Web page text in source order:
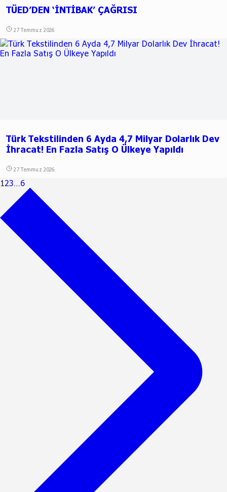
TÜED’DEN ‘İNTİBAK’ ÇAĞRISI
27 Temmuz 2026
Türk Tekstilinden 6 Ayda 4,7 Milyar Dolarlık Dev
İhracat! En Fazla Satış O Ülkeye Yapıldı
27 Temmuz 2026
123…6